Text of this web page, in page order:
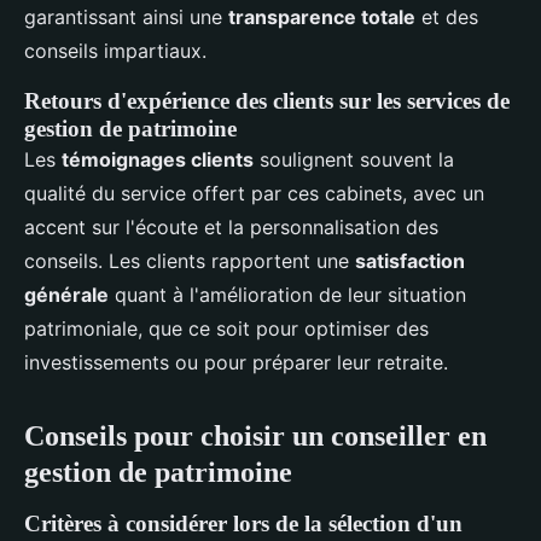
garantissant ainsi une transparence totale et des
conseils impartiaux.
Retours d'expérience des clients sur les services de
gestion de patrimoine
Les témoignages clients soulignent souvent la
qualité du service offert par ces cabinets, avec un
accent sur l'écoute et la personnalisation des
conseils. Les clients rapportent une satisfaction
générale quant à l'amélioration de leur situation
patrimoniale, que ce soit pour optimiser des
investissements ou pour préparer leur retraite.
Conseils pour choisir un conseiller en
gestion de patrimoine
Critères à considérer lors de la sélection d'un